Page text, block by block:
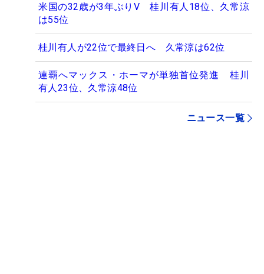
米国の32歳が3年ぶりV 桂川有人18位、久常涼
は55位
桂川有人が22位で最終日へ 久常涼は62位
連覇へマックス・ホーマが単独首位発進 桂川
有人23位、久常涼48位
ニュース一覧